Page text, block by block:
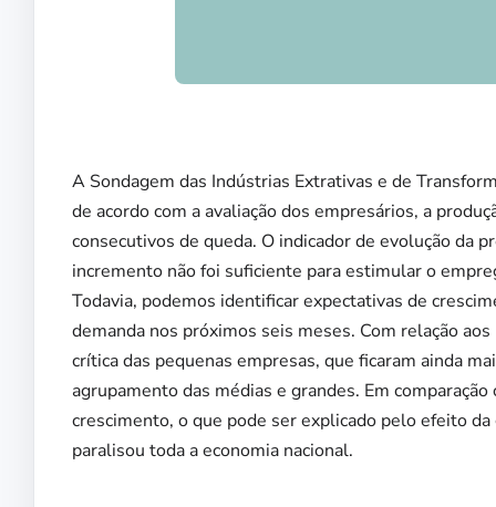
A Sondagem das Indústrias Extrativas e de
de acordo com a avaliação dos empresários, a
consecutivos de queda. O indicador de evolução da
incremento não foi suficiente para estimular o
Todavia, podemos identificar expectativas de
demanda nos próximos seis meses. Com relação
crítica das pequenas empresas, que ficaram ainda
agrupamento das médias e grandes. Em
crescimento, o que pode ser explicado pelo efeito
paralisou toda a economia nacional.